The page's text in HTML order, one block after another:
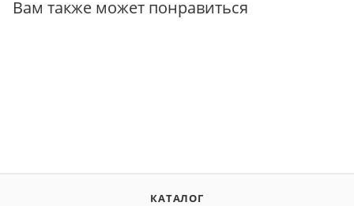
Вам также может понравиться
КАТАЛОГ